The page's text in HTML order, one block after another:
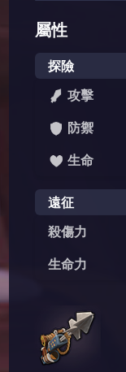
屬性
探險
攻擊
防禦
生命
遠征
殺傷力
生命力